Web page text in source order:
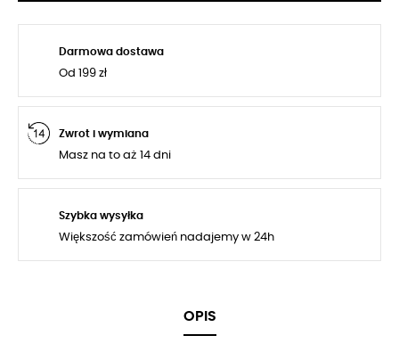
Darmowa dostawa
Od 199 zł
Zwrot i wymiana
Masz na to aż 14 dni
Szybka wysyłka
Większość zamówień nadajemy w 24h
OPIS